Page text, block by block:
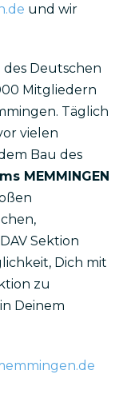
und wir
des Deutschen
Mitgliedern
Täglich
vielen
Bau des
MEMMINGEN
Sektion
Dich mit
zu
Deinem